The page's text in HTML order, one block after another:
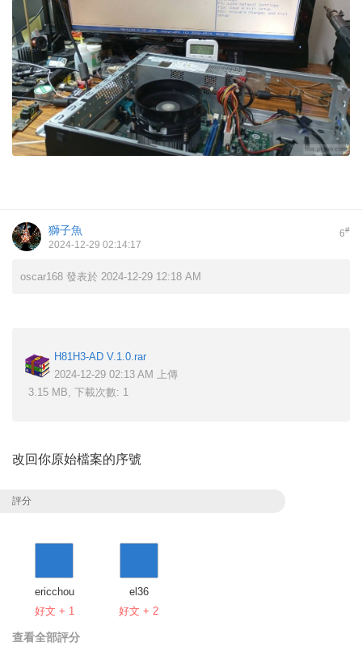
6#
獅子魚
2024-12-29 02:14:17
oscar168 發表於 2024-12-29 12:18 AM
H81H3-AD V.1.0.rar
2024-12-29 02:13 AM 上傳
3.15 MB, 下載次數: 1
改回你原始檔案的序號
評分
ericchou
好文 + 1
el36
好文 + 2
查看全部評分